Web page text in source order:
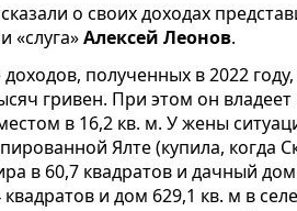
о своих доходах
и «слуга»Алексей Леонов.
полученных в 2022
гривен. При этом он
в 16,2 кв. м. У жены
Ялте (купила, когда
в 60,7 квадратов и дачный
и дом 629,1 кв. м в